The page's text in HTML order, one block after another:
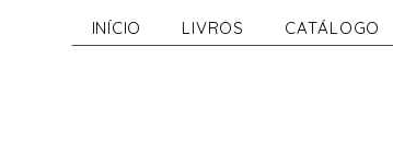
INÍCIO LIVROS CATÁLOGO